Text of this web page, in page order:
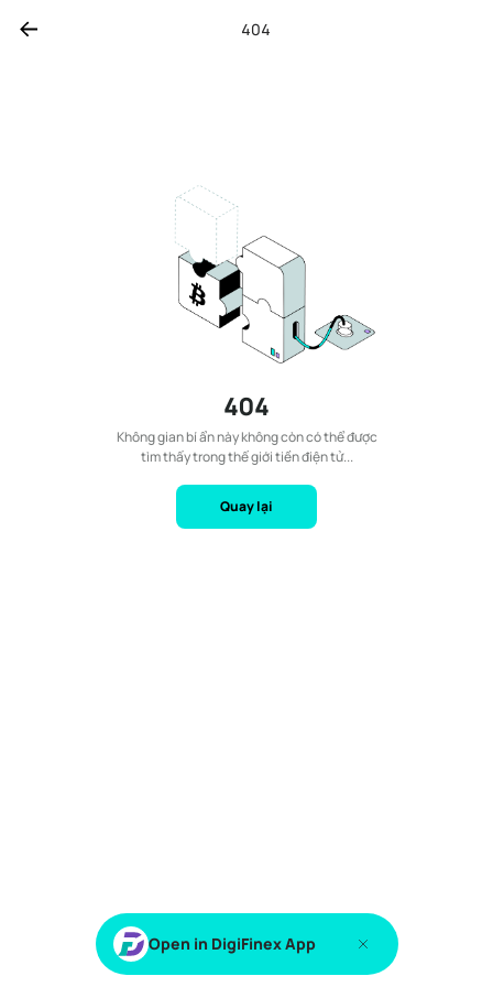
404
404
Không gian bí ẩn này không còn có thể được
tìm thấy trong thế giới tiền điện tử...
Quay lại
Open in DigiFinex App